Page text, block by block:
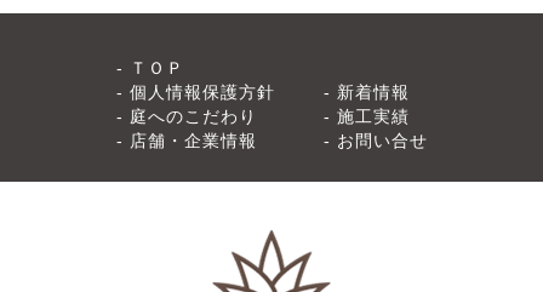
ＴＯＰ
個人情報保護方針
新着情報
庭へのこだわり
施工実績
店舗・企業情報
お問い合せ